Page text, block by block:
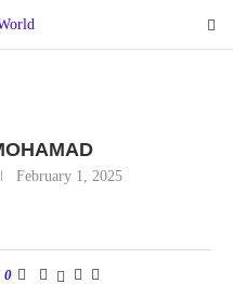
February 1, 2025
0